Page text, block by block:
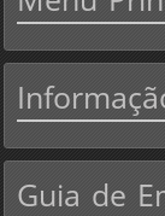
Guia de